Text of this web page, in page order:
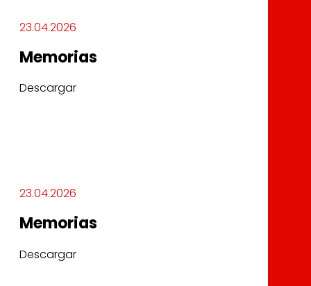
23.04.2026
Memorias
Descargar
23.04.2026
Memorias
Descargar